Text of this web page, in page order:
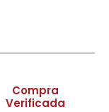
Compra
Verificada